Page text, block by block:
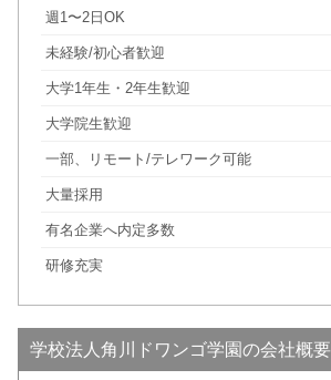
週1〜2日OK
未経験/初心者歓迎
大学1年生・2年生歓迎
大学院生歓迎
一部、リモート/テレワーク可能
大量採用
有名企業へ内定多数
研修充実
学校法人角川ドワンゴ学園の会社概要